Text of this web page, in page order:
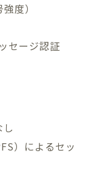
度）
セージ認証
）によるセッ